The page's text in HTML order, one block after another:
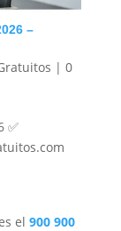
–
| 0
✅
el 900 900